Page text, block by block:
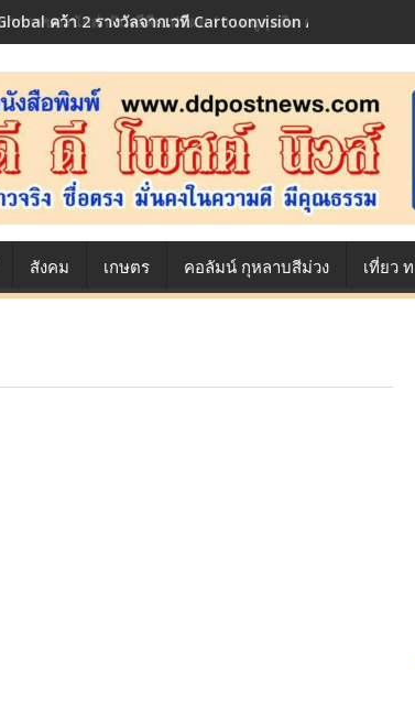
คว้า 2 รางวัลจากเวที Cartoonvision Animation
าการของนักล่าฝัน ซีพีเอฟ เผย 10 เมนูสุดฮิต ตลอดเส้นทางกา
สังคม เกษตร คอลัมน์ กุหลาบสีม่วง เที่ยว